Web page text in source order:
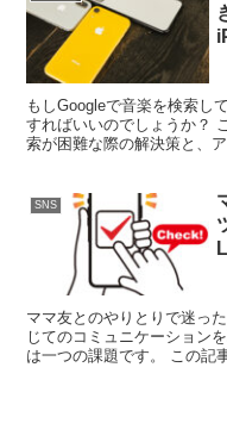
もしGoogleで音楽を検索し
すればいいのでしょうか？
索が困難な際の解決策と、
SNS
ママ友とのやりとりで迷っ
じてのコミュニケーション
は一つの課題です。 この記